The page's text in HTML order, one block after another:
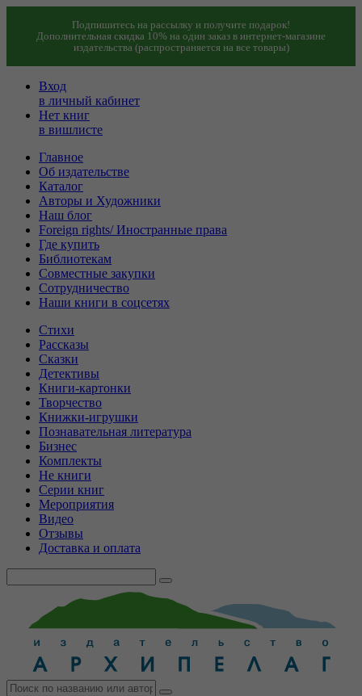
Подпишитесь на рассылку и получите подарок!
Дополнительная скидка 10% на один заказ в интернет-магазине
издательства (распространяется на все товары)
Вход
в личный кабинет
Нет книг
в вишлисте
Главное
Об издательстве
Каталог
Авторы и Художники
Наш блог
Foreign rights/ Иностранные права
Где купить
Библиотекам
Совместные закупки
Сотрудничество
Наши книги в соцсетях
Стихи
Рассказы
Сказки
Детективы
Книги-картонки
Творчество
Книжки-игрушки
Познавательная литература
Бизнес
Комплекты
Не книги
Серии книг
Мероприятия
Видео
Отзывы
Доставка и оплата